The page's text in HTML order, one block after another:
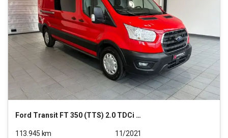
Ford Transit FT 350 (TTS) 2.0 TDCi DPF 350 L3 Trend FWD
113.945 km
11/2021